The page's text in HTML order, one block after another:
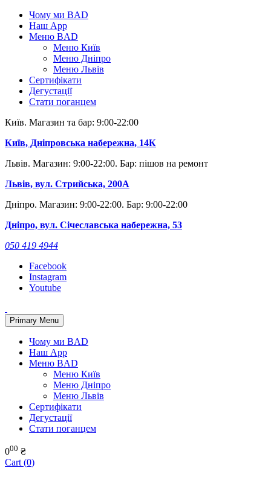
Skip
content
Чому ми BAD
Наш App
Меню BAD
Меню Київ
Меню Дніпро
Меню Львів
Сертифікати
Дегустації
Стати поганцем
Київ. Магазин та бар: 9:00-22:00
Київ, Дніпровська набережна, 14К
Львів. Магазин: 9:00-22:00. Бар: пішов на ремонт
Львів, вул. Стрийська, 200А
Дніпро. Магазин: 9:00-22:00. Бар: 9:00-22:00
Дніпро, вул. Січеславська набережна, 53
050 419 4944
Facebook
Instagram
Youtube
Primary Menu
Чому ми BAD
Наш App
Меню BAD
Меню Київ
Меню Дніпро
Меню Львів
Сертифікати
Дегустації
Стати поганцем
000 ₴
Cart (0)